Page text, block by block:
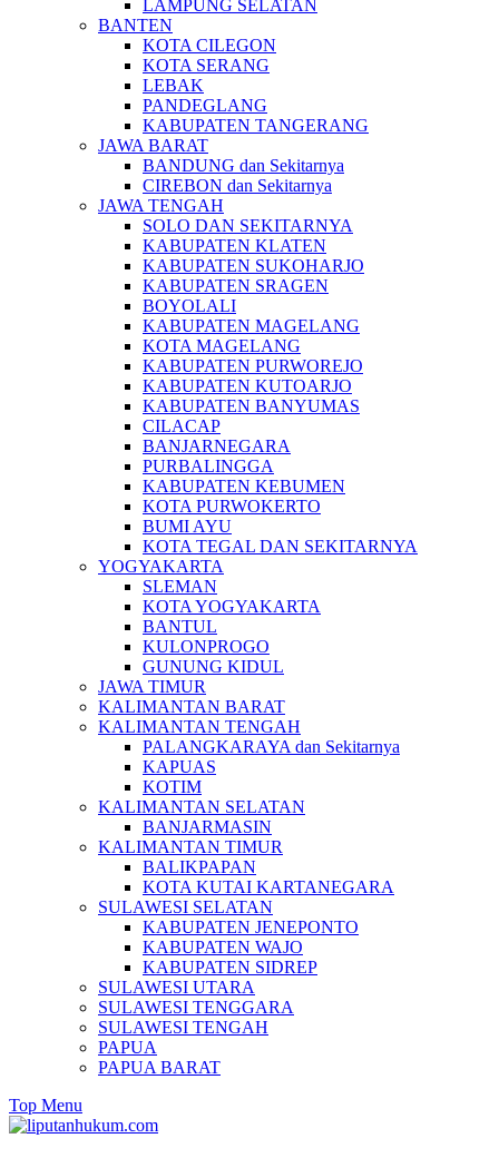
LAMPUNG SELATAN
BANTEN
KOTA CILEGON
KOTA SERANG
LEBAK
PANDEGLANG
KABUPATEN TANGERANG
JAWA BARAT
BANDUNG dan Sekitarnya
CIREBON dan Sekitarnya
JAWA TENGAH
SOLO DAN SEKITARNYA
KABUPATEN KLATEN
KABUPATEN SUKOHARJO
KABUPATEN SRAGEN
BOYOLALI
KABUPATEN MAGELANG
KOTA MAGELANG
KABUPATEN PURWOREJO
KABUPATEN KUTOARJO
KABUPATEN BANYUMAS
CILACAP
BANJARNEGARA
PURBALINGGA
KABUPATEN KEBUMEN
KOTA PURWOKERTO
BUMI AYU
KOTA TEGAL DAN SEKITARNYA
YOGYAKARTA
SLEMAN
KOTA YOGYAKARTA
BANTUL
KULONPROGO
GUNUNG KIDUL
JAWA TIMUR
KALIMANTAN BARAT
KALIMANTAN TENGAH
PALANGKARAYA dan Sekitarnya
KAPUAS
KOTIM
KALIMANTAN SELATAN
BANJARMASIN
KALIMANTAN TIMUR
BALIKPAPAN
KOTA KUTAI KARTANEGARA
SULAWESI SELATAN
KABUPATEN JENEPONTO
KABUPATEN WAJO
KABUPATEN SIDREP
SULAWESI UTARA
SULAWESI TENGGARA
SULAWESI TENGAH
PAPUA
PAPUA BARAT
Top Menu